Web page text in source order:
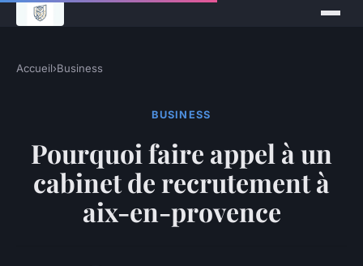
Accueil›Business
BUSINESS
Pourquoi faire appel à un
cabinet de recrutement à
aix-en-provence